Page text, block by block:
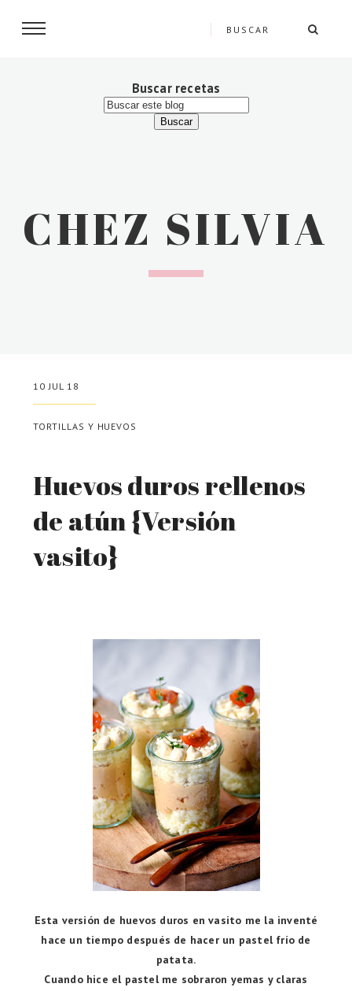
Buscar recetas
CHEZ SILVIA
10 JUL 18
TORTILLAS Y HUEVOS
Huevos duros rellenos
de atún {Versión
vasito}
Esta versión de huevos duros en vasito me la inventé
hace un tiempo después de hacer un pastel frío de
patata.
Cuando hice el pastel me sobraron yemas y claras